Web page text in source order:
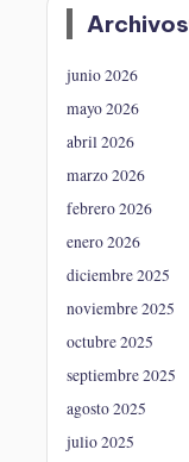
Archivos
junio 2026
mayo 2026
abril 2026
marzo 2026
febrero 2026
enero 2026
diciembre 2025
noviembre 2025
octubre 2025
septiembre 2025
agosto 2025
julio 2025